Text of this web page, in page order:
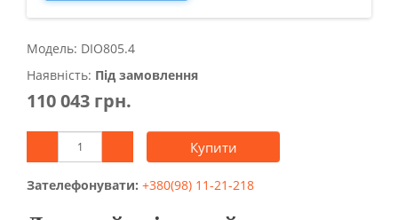
Модель: DIO805.4
Наявність: Під замовлення
110 043 грн.
Купити
Зателефонувати: +380(98) 11-21-218